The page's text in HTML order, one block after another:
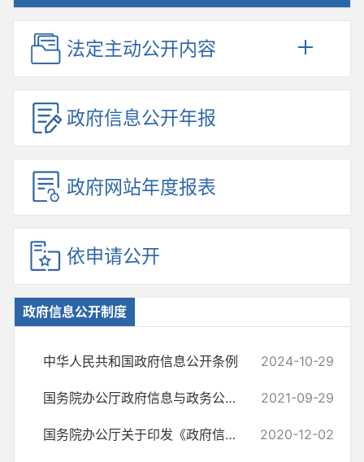
法定主动公开内容
政府信息公开年报
政府网站年度报表
依申请公开
政府信息公开制度
中华人民共和国政府信息公开条例 2024-10-29
国务院办公厅政府信息与政务公开办公室关于印发《中华人民共和国政府信... 2021-09-29
国务院办公厅关于印发《政府信息公开 信息处理费管理办法》的通知 2020-12-02